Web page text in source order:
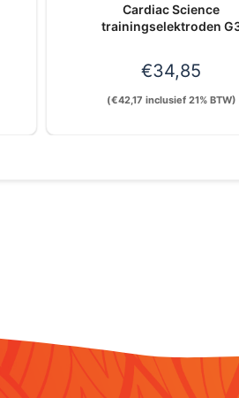
Cardiac Science
trainingselektroden
€34,85
(€42,17 inclusief 21% BTW)